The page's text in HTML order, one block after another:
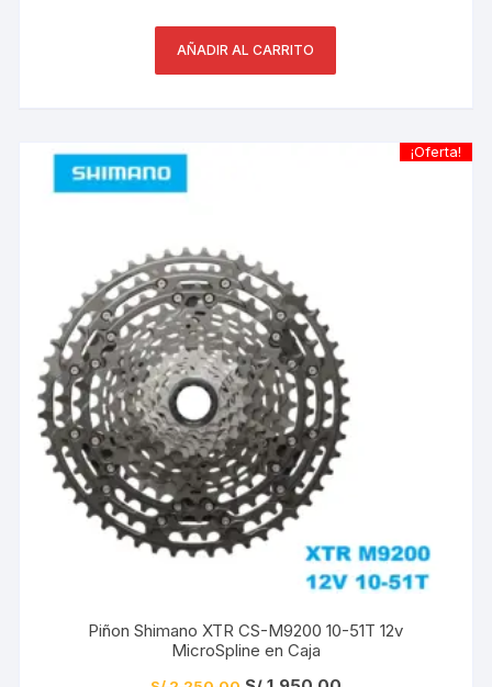
AÑADIR AL CARRITO
¡Oferta!
Piñon Shimano XTR CS-M9200 10-51T 12v
MicroSpline en Caja